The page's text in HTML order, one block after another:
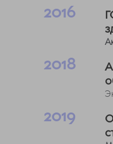
2016
2018
2019